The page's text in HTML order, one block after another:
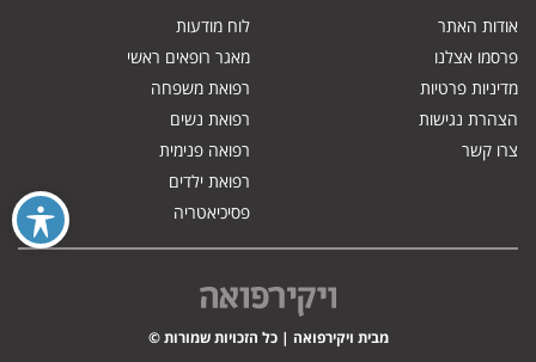
אודות האתר
פרסמו אצלנו
מדיניות פרטיות
הצהרת נגישות
צרו קשר
לוח מודעות
מאגר רופאים ראשי
רפואת משפחה
רפואת נשים
רפואה פנימית
רפואת ילדים
פסיכיאטריה
מבית ויקירפואה | כל הזכויות שמורות ©